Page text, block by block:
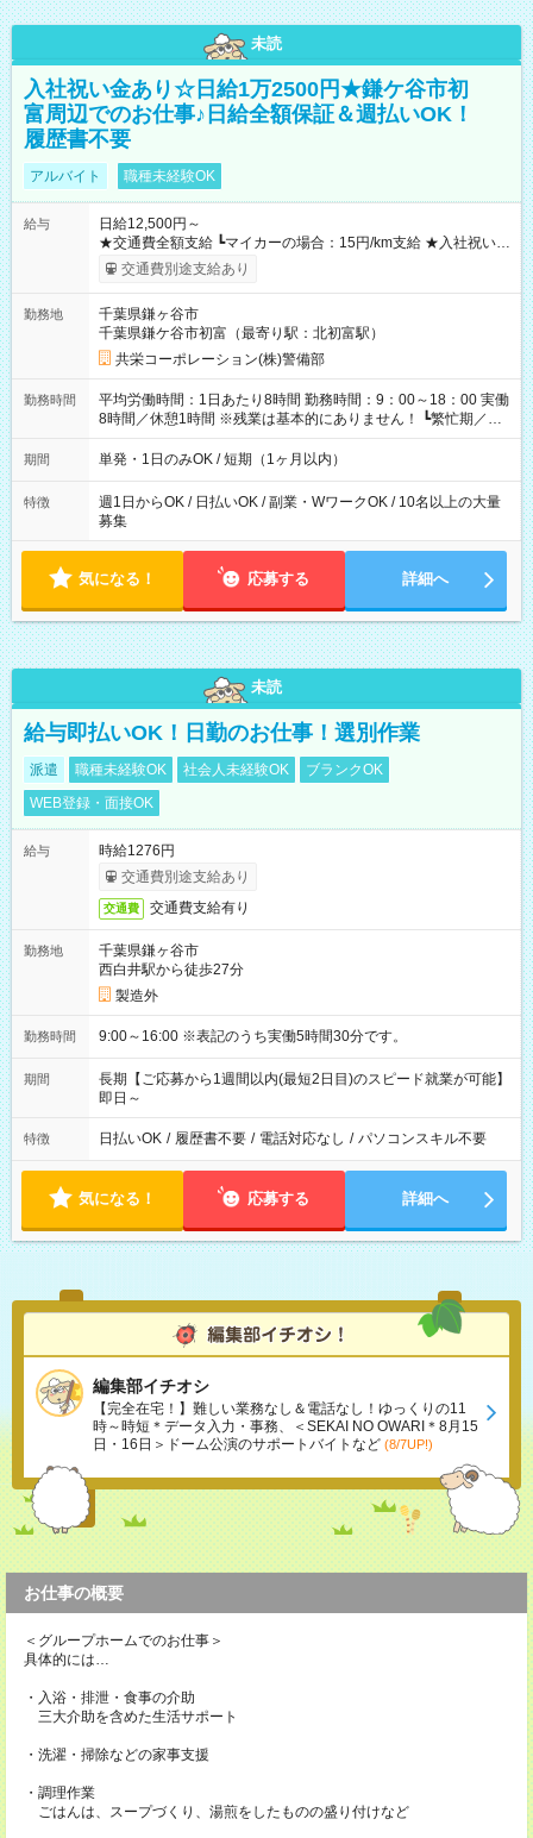
未読
入社祝い金あり☆日給1万2500円★鎌ケ谷市初
富周辺でのお仕事♪日給全額保証＆週払いOK！
履歴書不要
アルバイト 職種未経験OK
給与
日給12,500円～
★交通費全額支給 ┗マイカーの場合：15円/km支給 ★入社祝い金
「5万円」あり ★残業手当 ┗残業代は別途全額支給いたします ---
1200円×7ｈ×4日間 （休憩2時間分も給与が発生します♪） 【試
用期間】試用期間あり 試用期間の長さ：3ヶ月 雇用形態、給与
は本採用時と同じです。
交通費別途支給あり
勤務地
千葉県鎌ヶ谷市
千葉県鎌ケ谷市初富（最寄り駅：北初富駅）
共栄コーポレーション(株)警備部
勤務時間
平均労働時間：1日あたり8時間 勤務時間：9：00～18：00 実働
8時間／休憩1時間 ※残業は基本的にありません！ ┗繁忙期／多
忙期にお願いする場合あり ┗残業代は別途全額支給いたします！
平均労働時間：1日あたり8時間 勤務時間：9：00～18：00 実働
忙期にお願いする場合あり ┗残業代は別途全額支給いたします！
期間 単発・1日のみOK / 短期（1ヶ月以内）
特徴
週1日からOK / 日払いOK / 副業・WワークOK / 10名以上の大量
募集
気になる！ 応募する 詳細へ
未読
給与即払いOK！日勤のお仕事！選別作業
派遣 職種未経験OK 社会人未経験OK
ブランクOK
WEB登録・面接OK
給与
時給1276円
交通費別途支給あり
交通費 交通費支給有り
勤務地
千葉県鎌ヶ谷市
西白井駅から徒歩27分
製造外
勤務時間 9:00～16:00 ※表記のうち実働5時間30分です。
期間
長期【ご応募から1週間以内(最短2日目)のスピード就業が可能】
即日～
特徴 日払いOK / 履歴書不要 / 電話対応なし / パソコンスキル不要
気になる！ 応募する 詳細へ
編集部イチオシ
【完全在宅！】難しい業務なし＆電話なし！ゆっくりの11
時～時短＊データ入力・事務、＜SEKAI NO OWARI＊8月15
日・16日＞ドーム公演のサポートバイトなど (8/7UP!)
お仕事の概要
＜グループホームでのお仕事＞
具体的には…
・入浴・排泄・食事の介助
三大介助を含めた生活サポート
・洗濯・掃除などの家事支援
・調理作業
ごはんは、スープづくり、湯煎をしたものの盛り付けなど